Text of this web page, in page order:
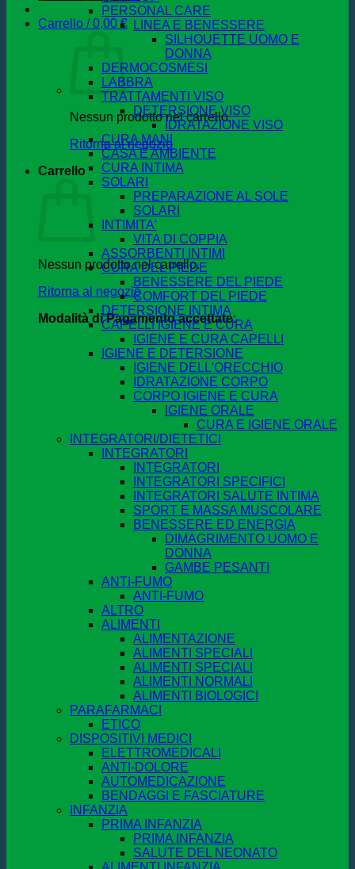
Carrello /0,00 €
Nessun prodotto nel carrello.
Ritorna al negozio
Carrello
Nessun prodotto nel carrello.
Ritorna al negozio
Modalità di Pagamento accettate:
PERSONAL CARE
LINEA E BENESSERE
SILHOUETTE UOMO E
DONNA
DERMOCOSMESI
LABBRA
TRATTAMENTI VISO
DETERSIONE VISO
IDRATAZIONE VISO
CURA MANI
CASA E AMBIENTE
CURA INTIMA
SOLARI
PREPARAZIONE AL SOLE
SOLARI
INTIMITA'
VITA DI COPPIA
ASSORBENTI INTIMI
CURA DEL PIEDE
BENESSERE DEL PIEDE
COMFORT DEL PIEDE
DETERSIONE INTIMA
CAPELLI IGIENE E CURA
IGIENE E CURA CAPELLI
IGIENE E DETERSIONE
IGIENE DELL'ORECCHIO
IDRATAZIONE CORPO
CORPO IGIENE E CURA
IGIENE ORALE
CURA E IGIENE ORALE
INTEGRATORI/DIETETICI
INTEGRATORI
INTEGRATORI
INTEGRATORI SPECIFICI
INTEGRATORI SALUTE INTIMA
SPORT E MASSA MUSCOLARE
BENESSERE ED ENERGIA
DIMAGRIMENTO UOMO E
DONNA
GAMBE PESANTI
ANTI-FUMO
ANTI-FUMO
ALTRO
ALIMENTI
ALIMENTAZIONE
ALIMENTI SPECIALI
ALIMENTI SPECIALI
ALIMENTI NORMALI
ALIMENTI BIOLOGICI
PARAFARMACI
ETICO
DISPOSITIVI MEDICI
ELETTROMEDICALI
ANTI-DOLORE
AUTOMEDICAZIONE
BENDAGGI E FASCIATURE
INFANZIA
PRIMA INFANZIA
PRIMA INFANZIA
SALUTE DEL NEONATO